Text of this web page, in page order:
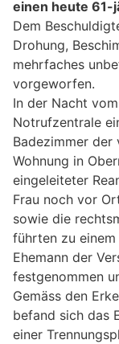
einen heute 61-
Dem
Drohung,
mehrfaches
vorgeworfen.
In der Nacht
Notrufzentrale
Badezimmer der
Wohnung in
eingeleiteter
Frau noch vor
sowie die
führten zu
Ehemann der
festgenommen
Gemäss den
befand sich das
einer